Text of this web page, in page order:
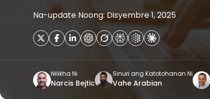
Na-update Noong: Disyembre 1, 2025
Nilikha Ni
Narcis Bejtic
Sinuri ang Katotohanan Ni
Vahe Arabian